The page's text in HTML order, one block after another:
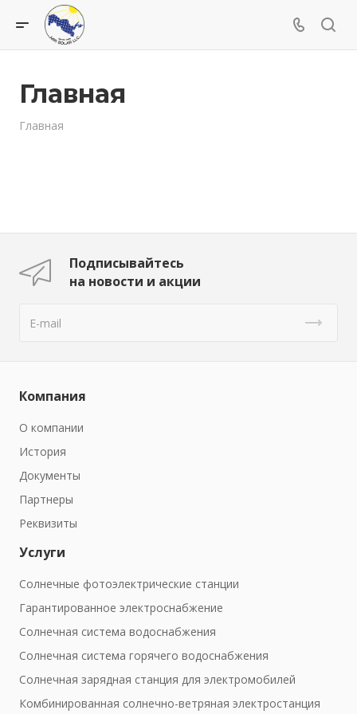
Главная
Главная
Подписывайтесь
на новости и акции
Компания
О компании
История
Документы
Партнеры
Реквизиты
Услуги
Солнечные фотоэлектрические станции
Гарантированное электроснабжение
Солнечная система водоснабжения
Солнечная система горячего водоснабжения
Солнечная зарядная станция для электромобилей
Комбинированная солнечно-ветряная электростанция